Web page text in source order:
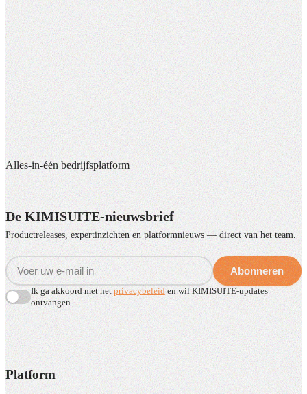
Alles-in-één bedrijfsplatform
De KIMISUITE-nieuwsbrief
Productreleases, expertinzichten en platformnieuws — direct van het team.
Abonneren
Ik ga akkoord met het privacybeleiden wil KIMISUITE-updates
ontvangen.
Platform